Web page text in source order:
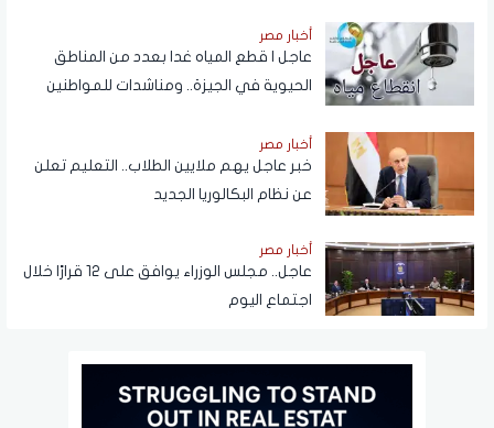
NTRA
أخبار مصر
عاجل | قطع المياه غدا بعدد من المناطق
الحيوية في الجيزة.. ومناشدات للمواطنين
أخبار مصر
خبر عاجل يهم ملايين الطلاب.. التعليم تعلن
عن نظام البكالوريا الجديد
أخبار مصر
عاجل.. مجلس الوزراء يوافق على 12 قرارًا خلال
اجتماع اليوم